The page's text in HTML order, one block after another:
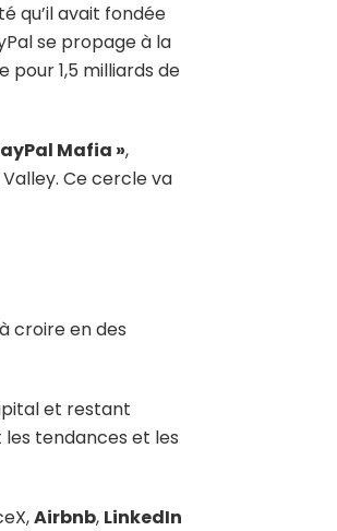
qu’il avait fondée
se propage à la
1,5 milliards de
Mafia »,
Ce cercle va
croire en des
et restant
les tendances et les
Airbnb, LinkedIn